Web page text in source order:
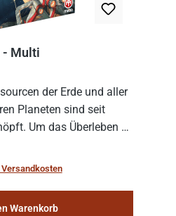
- Multi
der Erde und aller
Planeten sind seit
Um das Überleben zu
Auf diesen
Warenkorb